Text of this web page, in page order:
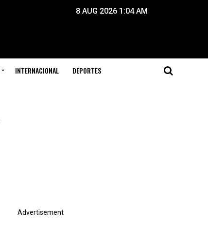
8 AUG 2026 1:04 AM
INTERNACIONAL DEPORTES
Advertisement